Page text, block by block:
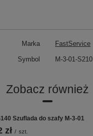
Marka FastService
Symbol M-3-01-S210
Zobacz również
Szuflada do szafy M-3-01
zł / szt.